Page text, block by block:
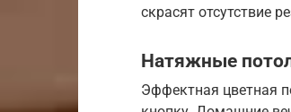
скрасят отсутствие
Натяжные
Эффектная цветная